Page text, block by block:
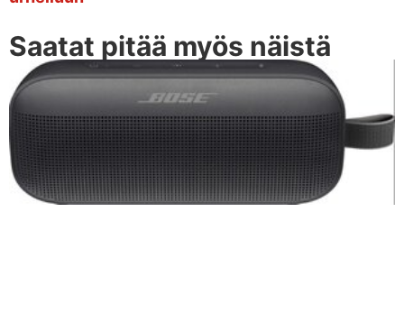
Saatat pitää myös näistä